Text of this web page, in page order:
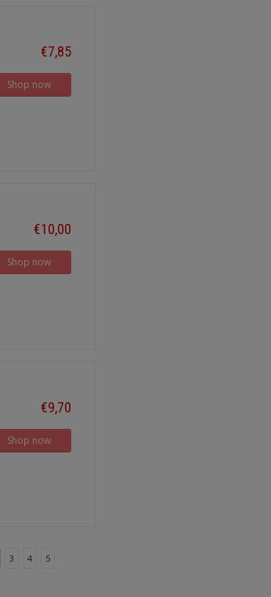
€7,85
Shop now
€10,00
Shop now
€9,70
Shop now
3 4
5